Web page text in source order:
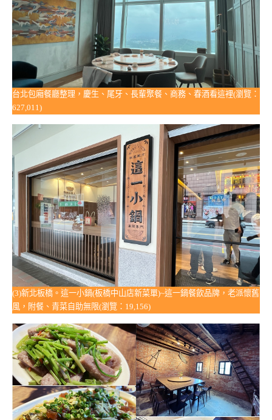
台北包廂餐廳整理，慶生、尾牙、長輩聚餐、商務、春酒看這裡(瀏覽：
627,011)
(3)新北板橋。這一小鍋(板橋中山店新菜單)~這一鍋餐飲品牌，老派懷舊
風，附餐、青菜自助無限(瀏覽：19,156)